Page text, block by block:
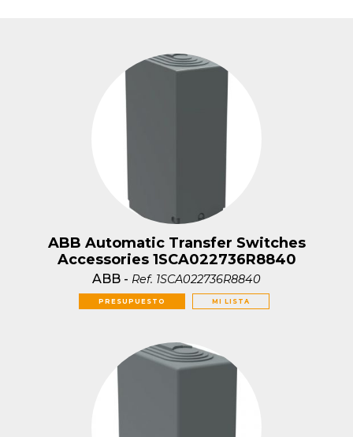
ABB Automatic Transfer Switches
Accessories 1SCA022736R8840
ABB - Ref. 1SCA022736R8840
PRESUPUESTO MI LISTA